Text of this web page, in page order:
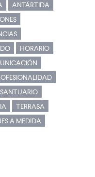
ANTÁRTIDA
HORARIO
SANTUARIO
TERRASA
A MEDIDA